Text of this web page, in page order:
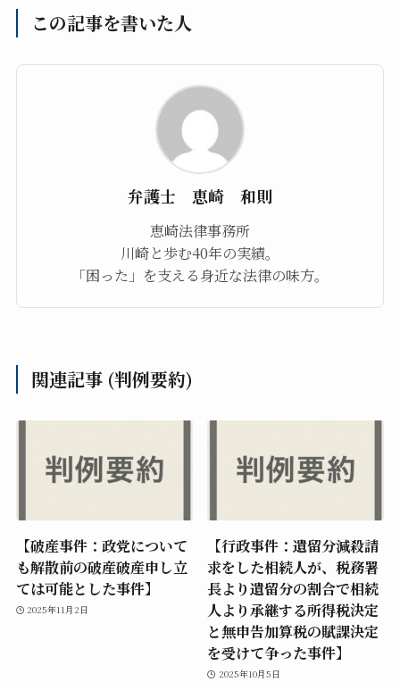
この記事を書いた人
弁護士 恵崎 和則
恵崎法律事務所
川崎と歩む40年の実績。
「困った」を支える身近な法律の味方。
関連記事 (判例要約)
【破産事件：政党について
も解散前の破産破産申し立
ては可能とした事件】
2025年11月2日
【行政事件：遺留分減殺請
求をした相続人が、税務署
長より遺留分の割合で相続
人より承継する所得税決定
と無申告加算税の賦課決定
を受けて争った事件】
2025年10月5日